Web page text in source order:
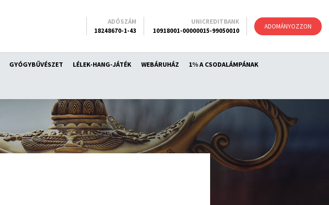
ADOMÁNYOZZON
GYÓGYBŰVÉSZET LÉLEK-HANG-JÁTÉK WEBÁRUHÁZ 1% A CSODALÁMPÁNAK
ADÓSZÁM
18248670-1-43
UNICREDITBANK
10918001-00000015-99050010